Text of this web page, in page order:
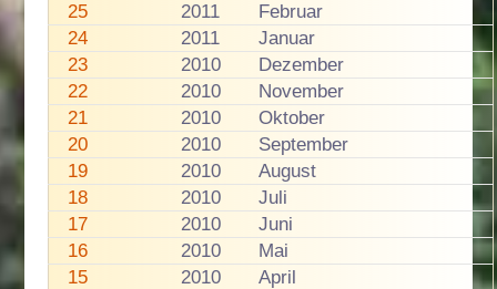
25
2011
Februar
24
2011
Januar
23
2010
Dezember
22
2010
November
21
2010
Oktober
20
2010
September
19
2010
August
18
2010
Juli
17
2010
Juni
16
2010
Mai
15
2010
April